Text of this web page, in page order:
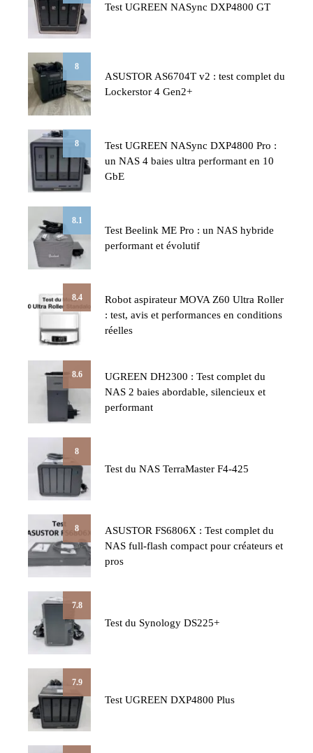
Test UGREEN NASync DXP4800 GT
8
ASUSTOR AS6704T v2 : test complet du
Lockerstor 4 Gen2+
8
Test UGREEN NASync DXP4800 Pro :
un NAS 4 baies ultra performant en 10
GbE
8.1
Test Beelink ME Pro : un NAS hybride
performant et évolutif
8.4
Robot aspirateur MOVA Z60 Ultra Roller
: test, avis et performances en conditions
réelles
8.6
UGREEN DH2300 : Test complet du
NAS 2 baies abordable, silencieux et
performant
8
Test du NAS TerraMaster F4-425
8
ASUSTOR FS6806X : Test complet du
NAS full-flash compact pour créateurs et
pros
7.8
Test du Synology DS225+
7.9
Test UGREEN DXP4800 Plus